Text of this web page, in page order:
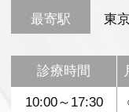
最寄駅 東
診療時間
10:00～17:30